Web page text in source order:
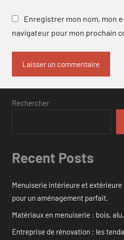
Enregistrer mon nom, mon
navigateur pour mon prochain
Rechercher
Recent Posts
Menuiserie intérieure et extérieure
pour un aménagement parfait.
Matériaux en menuiserie : bois, alu,
Entreprise de rénovation : les